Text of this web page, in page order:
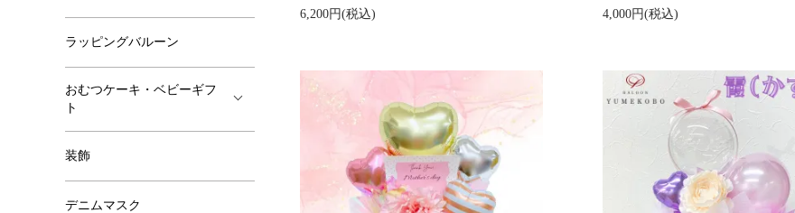
6,200円(税込) 4,000円(税込)
ラッピングバルーン
おむつケーキ・ベビーギフ
ト
装飾
デニムマスク